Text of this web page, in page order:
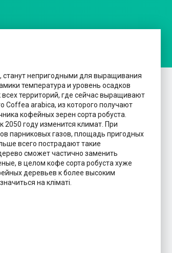
станут непригодными для выращивания
температура и уровень осадков
территорий, где сейчас выращивают
Coffea arabica, из которого получают
кофейных зерен сорта робуста.
2050 году изменится климат. При
парниковых газов, площадь пригодных
всего пострадают такие
сможет частично заменить
в целом кофе сорта робуста хуже
деревьев к более высоким
на кліматі.